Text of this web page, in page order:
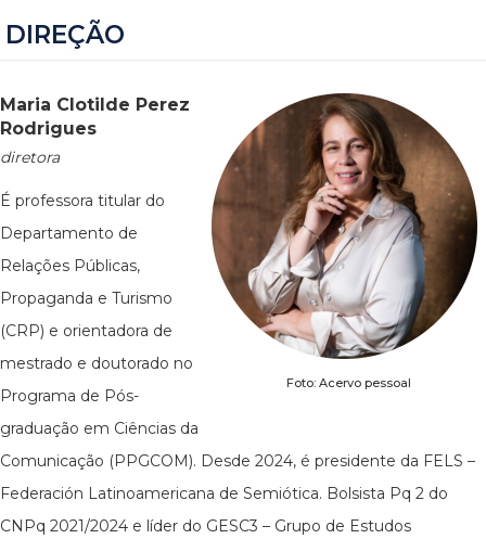
DIREÇÃO
Foto: Acervo pessoal
Maria Clotilde Perez
Rodrigues
diretora
É professora titular do
Departamento de
Relações Públicas,
Propaganda e Turismo
(CRP) e orientadora de
mestrado e doutorado no
Programa de Pós-
graduação em Ciências da
Comunicação (PPGCOM). Desde 2024, é presidente da FELS –
Federación Latinoamericana de Semiótica. Bolsista Pq 2 do
CNPq 2021/2024 e líder do GESC3 – Grupo de Estudos